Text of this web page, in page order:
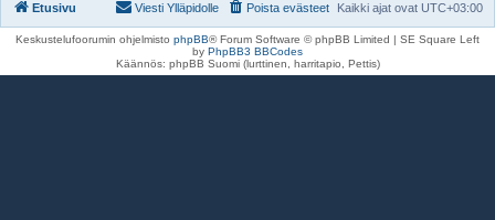
Etusivu Kaikki ajat ovat UTC+03:00
Poista evästeet
Viesti Ylläpidolle
Keskustelufoorumin ohjelmisto phpBB® Forum Software © phpBB Limited | SE Square Left
by PhpBB3 BBCodes
Käännös: phpBB Suomi (lurttinen, harritapio, Pettis)